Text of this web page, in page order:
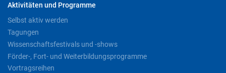
Aktivitäten und Programme
Selbst aktiv werden
Tagungen
Wissenschaftsfestivals und -shows
Förder-, Fort- und Weiterbildungsprogramme
Vortragsreihen